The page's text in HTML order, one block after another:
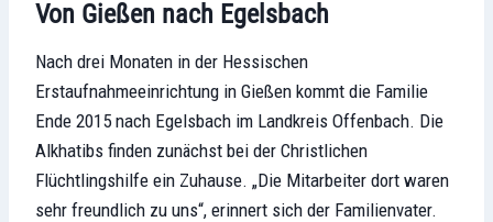
Von Gießen nach Egelsbach
Nach drei Monaten in der Hessischen
Erstaufnahmeeinrichtung in Gießen kommt die Familie
Ende 2015 nach Egelsbach im Landkreis Offenbach. Die
Alkhatibs finden zunächst bei der Christlichen
Flüchtlingshilfe ein Zuhause. „Die Mitarbeiter dort waren
sehr freundlich zu uns“, erinnert sich der Familienvater.